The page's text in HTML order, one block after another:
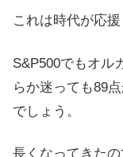
これは時代が応援
S&P500でもオル
らか迷っても89
でしょう。
長くなってきたの